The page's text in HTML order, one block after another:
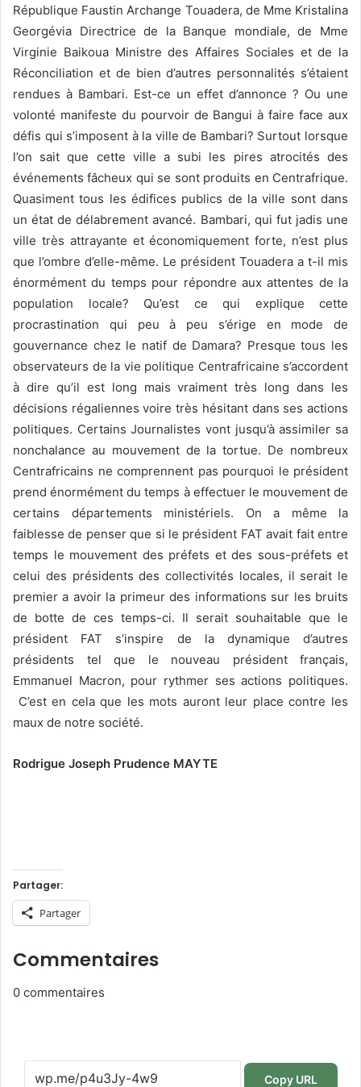
République Faustin Archange Touadera, de Mme Kristalina
Georgévia Directrice de la Banque mondiale, de Mme
Virginie Baikoua Ministre des Affaires Sociales et de la
Réconciliation et de bien d’autres personnalités s’étaient
rendues à Bambari. Est-ce un effet d’annonce ? Ou une
volonté manifeste du pourvoir de Bangui à faire face aux
défis qui s’imposent à la ville de Bambari? Surtout lorsque
l’on sait que cette ville a subi les pires atrocités des
événements fâcheux qui se sont produits en Centrafrique.
Quasiment tous les édifices publics de la ville sont dans
un état de délabrement avancé. Bambari, qui fut jadis une
ville très attrayante et économiquement forte, n’est plus
que l’ombre d’elle-même. Le président Touadera a t-il mis
énormément du temps pour répondre aux attentes de la
population locale? Qu’est ce qui explique cette
procrastination qui peu à peu s’érige en mode de
gouvernance chez le natif de Damara? Presque tous les
observateurs de la vie politique Centrafricaine s’accordent
à dire qu’il est long mais vraiment très long dans les
décisions régaliennes voire très hésitant dans ses actions
politiques. Certains Journalistes vont jusqu’à assimiler sa
nonchalance au mouvement de la tortue. De nombreux
Centrafricains ne comprennent pas pourquoi le président
prend énormément du temps à effectuer le mouvement de
certains départements ministériels. On a même la
faiblesse de penser que si le président FAT avait fait entre
temps le mouvement des préfets et des sous-préfets et
celui des présidents des collectivités locales, il serait le
premier a avoir la primeur des informations sur les bruits
de botte de ces temps-ci. Il serait souhaitable que le
président FAT s’inspire de la dynamique d’autres
présidents tel que le nouveau président français,
Emmanuel Macron, pour rythmer ses actions politiques.
C’est en cela que les mots auront leur place contre les
maux de notre société.
Rodrigue Joseph Prudence MAYTE
Partager:
Partager
Commentaires
0 commentaires
Copy URL